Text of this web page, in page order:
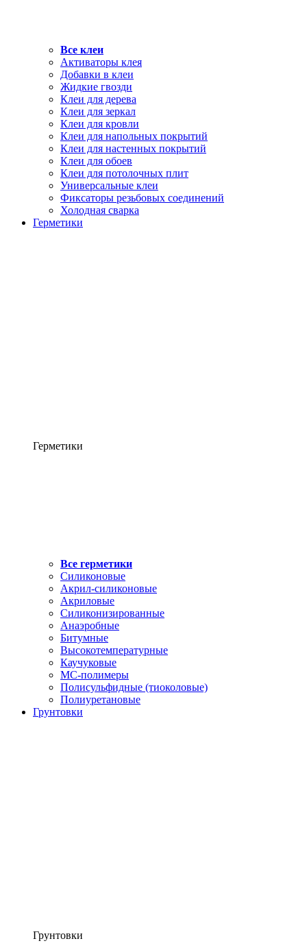
Все клеи
Активаторы клея
Добавки в клеи
Жидкие гвозди
Клеи для дерева
Клеи для зеркал
Клеи для кровли
Клеи для напольных покрытий
Клеи для настенных покрытий
Клеи для обоев
Клеи для потолочных плит
Универсальные клеи
Фиксаторы резьбовых соединений
Холодная сварка
Герметики
Герметики
Все герметики
Силиконовые
Акрил-силиконовые
Акриловые
Силиконизированные
Анаэробные
Битумные
Высокотемпературные
Каучуковые
МС-полимеры
Полисульфидные (тиоколовые)
Полиуретановые
Грунтовки
Грунтовки